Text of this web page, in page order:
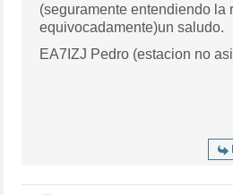
(seguramente entendiendo la
equivocadamente)un saludo.
EA7IZJ Pedro (estacion no